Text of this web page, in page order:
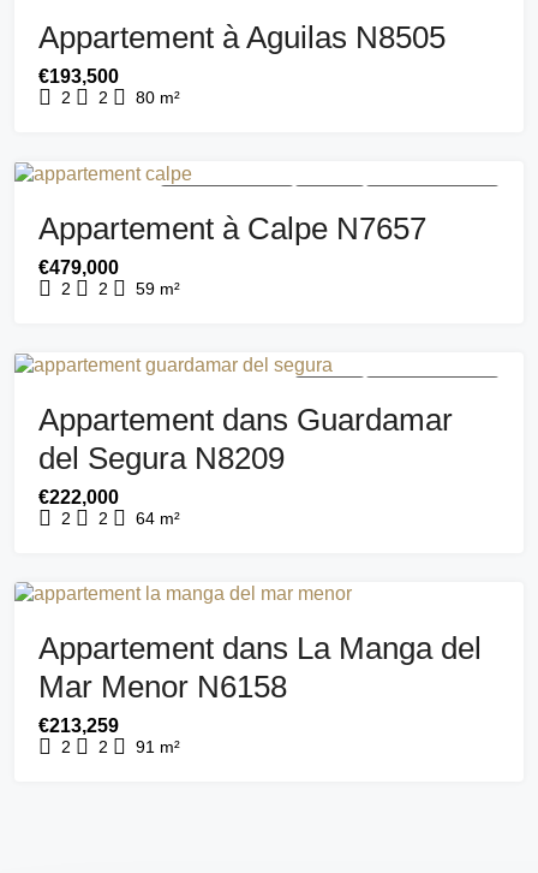
Appartement à Aguilas N8505
€193,500
2 2 80 m²
Appartement à Calpe N7657
€479,000
2 2 59 m²
Appartement dans Guardamar
del Segura N8209
€222,000
2 2 64 m²
Appartement dans La Manga del
Mar Menor N6158
€213,259
2 2 91 m²